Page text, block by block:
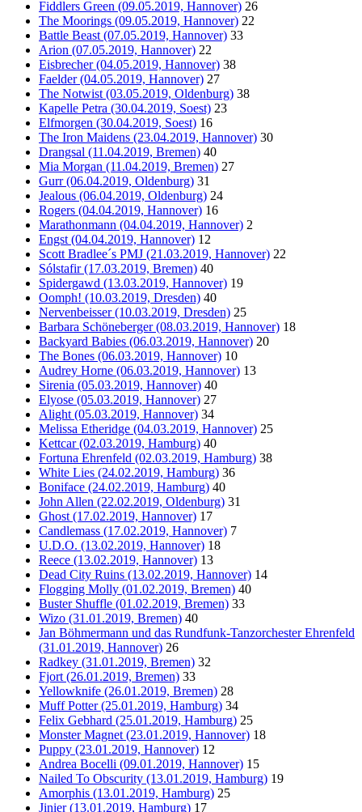
Fiddlers Green (09.05.2019, Hannover) 26
The Moorings (09.05.2019, Hannover) 22
Battle Beast (07.05.2019, Hannover) 33
Arion (07.05.2019, Hannover) 22
Eisbrecher (04.05.2019, Hannover) 38
Faelder (04.05.2019, Hannover) 27
The Notwist (03.05.2019, Oldenburg) 38
Kapelle Petra (30.04.2019, Soest) 23
Elfmorgen (30.04.2019, Soest) 16
The Iron Maidens (23.04.2019, Hannover) 30
Drangsal (11.04.2019, Bremen) 40
Mia Morgan (11.04.2019, Bremen) 27
Gurr (06.04.2019, Oldenburg) 31
Jealous (06.04.2019, Oldenburg) 24
Rogers (04.04.2019, Hannover) 16
Marathonmann (04.04.2019, Hannover) 2
Engst (04.04.2019, Hannover) 12
Scott Bradlee´s PMJ (21.03.2019, Hannover) 22
Sólstafir (17.03.2019, Bremen) 40
Spidergawd (13.03.2019, Hannover) 19
Oomph! (10.03.2019, Dresden) 40
Nervenbeisser (10.03.2019, Dresden) 25
Barbara Schöneberger (08.03.2019, Hannover) 18
Backyard Babies (06.03.2019, Hannover) 20
The Bones (06.03.2019, Hannover) 10
Audrey Horne (06.03.2019, Hannover) 13
Sirenia (05.03.2019, Hannover) 40
Elyose (05.03.2019, Hannover) 27
Alight (05.03.2019, Hannover) 34
Melissa Etheridge (04.03.2019, Hannover) 25
Kettcar (02.03.2019, Hamburg) 40
Fortuna Ehrenfeld (02.03.2019, Hamburg) 38
White Lies (24.02.2019, Hamburg) 36
Boniface (24.02.2019, Hamburg) 40
John Allen (22.02.2019, Oldenburg) 31
Ghost (17.02.2019, Hannover) 17
Candlemass (17.02.2019, Hannover) 7
U.D.O. (13.02.2019, Hannover) 18
Reece (13.02.2019, Hannover) 13
Dead City Ruins (13.02.2019, Hannover) 14
Flogging Molly (01.02.2019, Bremen) 40
Buster Shuffle (01.02.2019, Bremen) 33
Wizo (31.01.2019, Bremen) 40
Jan Böhmermann und das Rundfunk-Tanzorchester Ehrenfeld
(31.01.2019, Hannover) 26
Radkey (31.01.2019, Bremen) 32
Fjort (26.01.2019, Bremen) 33
Yellowknife (26.01.2019, Bremen) 28
Muff Potter (25.01.2019, Hamburg) 34
Felix Gebhard (25.01.2019, Hamburg) 25
Monster Magnet (23.01.2019, Hannover) 18
Puppy (23.01.2019, Hannover) 12
Andrea Bocelli (09.01.2019, Hannover) 15
Nailed To Obscurity (13.01.2019, Hamburg) 19
Amorphis (13.01.2019, Hamburg) 25
Jinier (13.01.2019, Hamburg) 17